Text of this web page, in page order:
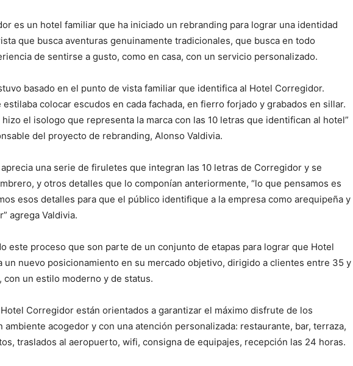
es un hotel familiar que ha iniciado un rebranding para lograr una identidad
que busca aventuras genuinamente tradicionales, que busca en todo
de sentirse a gusto, como en casa, con un servicio personalizado.
basado en el punto de vista familiar que identifica al Hotel Corregidor.
colocar escudos en cada fachada, en fierro forjado y grabados en sillar.
el isologo que representa la marca con las 10 letras que identifican al hotel”
del proyecto de rebranding, Alonso Valdivia.
una serie de firuletes que integran las 10 letras de Corregidor y se
y otros detalles que lo componían anteriormente, “lo que pensamos es
esos detalles para que el público identifique a la empresa como arequipeña y
agrega Valdivia.
este proceso que son parte de un conjunto de etapas para lograr que Hotel
un nuevo posicionamiento en su mercado objetivo, dirigido a clientes entre 35 y
con un estilo moderno y de status.
Corregidor están orientados a garantizar el máximo disfrute de los
ambiente acogedor y con una atención personalizada: restaurante, bar, terraza,
traslados al aeropuerto, wifi, consigna de equipajes, recepción las 24 horas.